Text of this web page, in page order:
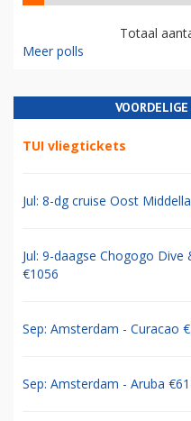
Totaal
Meer polls
TUI vliegtickets
Jul: 8-dg cruise Oost
Jul: 9-daagse Chogogo Dive
€1056
Sep: Amsterdam - Curacao
Sep: Amsterdam - Aruba